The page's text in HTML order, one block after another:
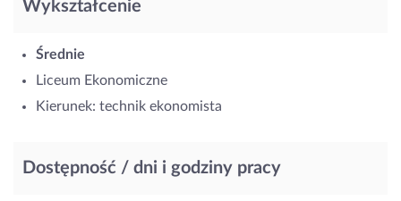
Wykształcenie
Średnie
Liceum Ekonomiczne
Kierunek: technik ekonomista
Dostępność / dni i godziny pracy